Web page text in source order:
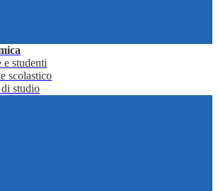
e studenti
scolastico
studio